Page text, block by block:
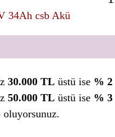
34Ah csb Akü
30.000 TL üstü ise % 2
50.000 TL üstü ise % 3
oluyorsunuz.